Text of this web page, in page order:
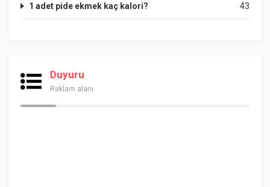
43
1 adet pide ekmek kaç kalori?
Duyuru
Reklam alanı